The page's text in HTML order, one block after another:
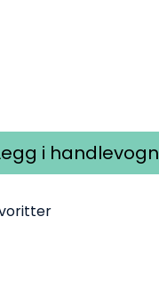
i handlevogn